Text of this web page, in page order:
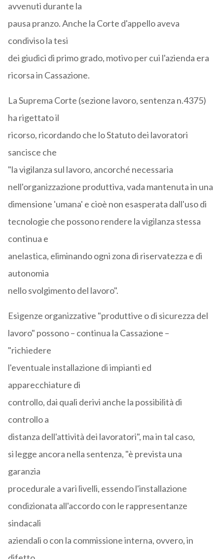
avvenuti durante la
pausa pranzo. Anche la Corte d'appello aveva
condiviso la tesi
dei giudici di primo grado, motivo per cui l'azienda era
ricorsa in Cassazione.
La Suprema Corte (sezione lavoro, sentenza n.4375)
ha rigettato il
ricorso, ricordando che lo Statuto dei lavoratori
sancisce che
"la vigilanza sul lavoro, ancorché necessaria
nell'organizzazione produttiva, vada mantenuta in una
dimensione 'umana' e cioè non esasperata dall'uso di
tecnologie che possono rendere la vigilanza stessa
continua e
anelastica, eliminando ogni zona di riservatezza e di
autonomia
nello svolgimento del lavoro".
Esigenze organizzative "produttive o di sicurezza del
lavoro" possono – continua la Cassazione –
"richiedere
l'eventuale installazione di impianti ed
apparecchiature di
controllo, dai quali derivi anche la possibilità di
controllo a
distanza dell'attività dei lavoratori", ma in tal caso,
si legge ancora nella sentenza, "è prevista una
garanzia
procedurale a vari livelli, essendo l'installazione
condizionata all'accordo con le rappresentanze
sindacali
aziendali o con la commissione interna, ovvero, in